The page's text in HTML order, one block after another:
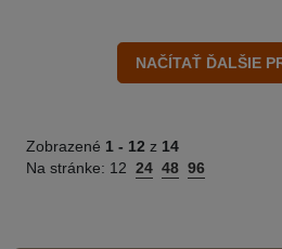
Zobrazené 1 - 12 z 14
Na stránke: 12 24 48 96